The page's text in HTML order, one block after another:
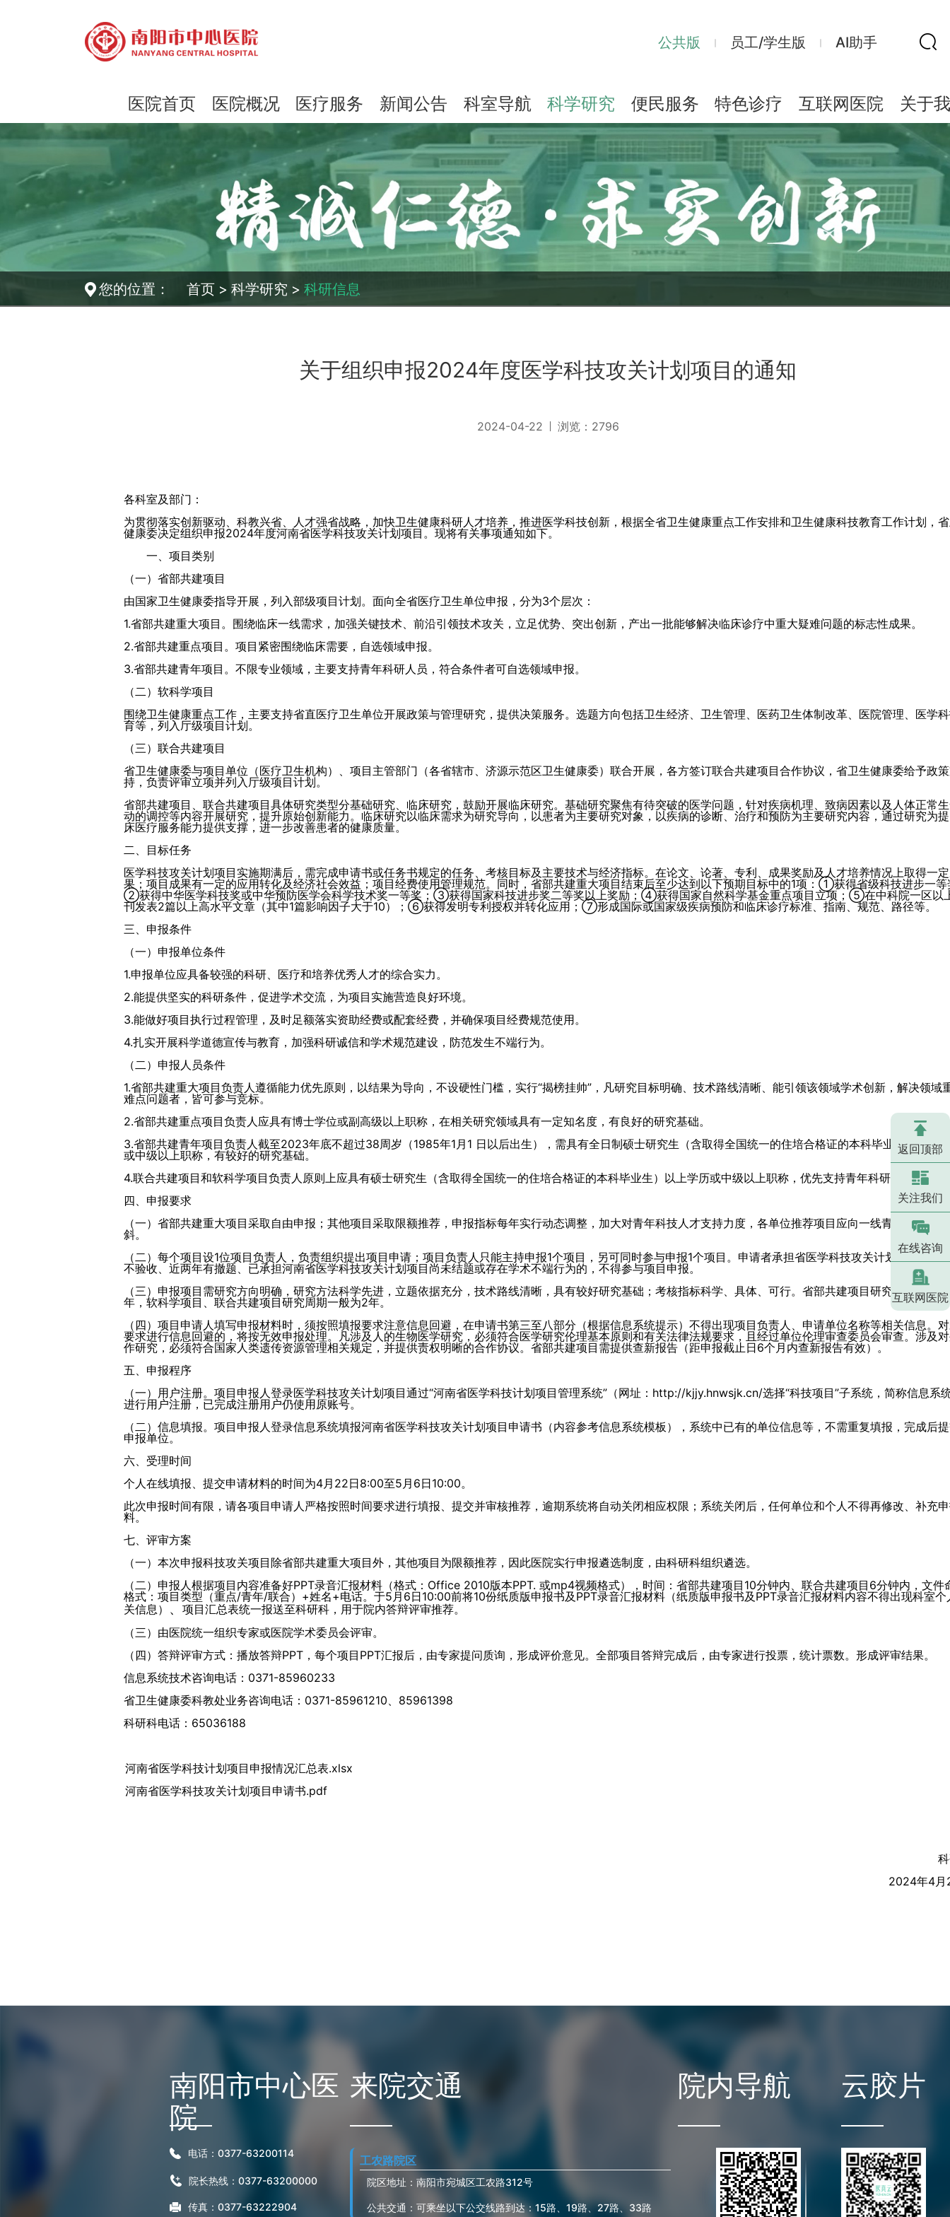
公共版 员工/学生版 AI助手
医院首页 医院概况 医疗服务 新闻公告 科室导航 科学研究 便民服务 特色诊疗 互联网医院 关于
您的位置： 首页 > 科学研究 > 科研信息
关于组织申报2024年度医学科技攻关计划项目的通知
2024-04-22 浏览： 2796
各科室及部门：
为贯彻落实创新驱动、科教兴省、人才强省战略，加快卫生健康科研人才培养，推进医学科技创新，根据全省卫生健康重点工作安排和卫生健康科技教育工作计划，
健康委决定组织申报2024年度河南省医学科技攻关计划项目。现将有关事项通知如下。
一、项目类别
（一）省部共建项目
由国家卫生健康委指导开展，列入部级项目计划。面向全省医疗卫生单位申报，分为3个层次：
1.省部共建重大项目。围绕临床一线需求，加强关键技术、前沿引领技术攻关，立足优势、突出创新，产出一批能够解决临床诊疗中重大疑难问题的标志性成果。
2.省部共建重点项目。项目紧密围绕临床需要，自选领域申报。
3.省部共建青年项目。不限专业领域，主要支持青年科研人员，符合条件者可自选领域申报。
（二）软科学项目
围绕卫生健康重点工作，主要支持省直医疗卫生单位开展政策与管理研究，提供决策服务。选题方向包括卫生经济、卫生管理、医药卫生体制改革、医院管理、医学
育等，列入厅级项目计划。
（三）联合共建项目
省卫生健康委与项目单位（医疗卫生机构）、项目主管部门（各省辖市、济源示范区卫生健康委）联合开展，各方签订联合共建项目合作协议，省卫生健康委给予政
持，负责评审立项并列入厅级项目计划。
省部共建项目、联合共建项目具体研究类型分基础研究、临床研究，鼓励开展临床研究。基础研究聚焦有待突破的医学问题，针对疾病机理、致病因素以及人体正常
动的调控等内容开展研究，提升原始创新能力。临床研究以临床需求为研究导向，以患者为主要研究对象，以疾病的诊断、治疗和预防为主要研究内容，通过研究为
床医疗服务能力提供支撑，进一步改善患者的健康质量。
二、目标任务
医学科技攻关计划项目实施期满后，需完成申请书或任务书规定的任务、考核目标及主要技术与经济指标。在论文、论著、专利、成果奖励及人才培养情况上取得一
果；项目成果有一定的应用转化及经济社会效益；项目经费使用管理规范。同时，省部共建重大项目结束后至少达到以下预期目标中的1项：①获得省级科技进步一等
②获得中华医学科技奖或中华预防医学会科学技术奖一等奖；③获得国家科技进步奖二等奖以上奖励；④获得国家自然科学基金重点项目立项；⑤在中科院一区以
刊发表2篇以上高水平文章（其中1篇影响因子大于10）；⑥获得发明专利授权并转化应用；⑦形成国际或国家级疾病预防和临床诊疗标准、指南、规范、路径等。
三、申报条件
（一）申报单位条件
1.申报单位应具备较强的科研、医疗和培养优秀人才的综合实力。
2.能提供坚实的科研条件，促进学术交流，为项目实施营造良好环境。
3.能做好项目执行过程管理，及时足额落实资助经费或配套经费，并确保项目经费规范使用。
4.扎实开展科学道德宣传与教育，加强科研诚信和学术规范建设，防范发生不端行为。
（二）申报人员条件
1.省部共建重大项目负责人遵循能力优先原则，以结果为导向，不设硬性门槛，实行“揭榜挂帅”，凡研究目标明确、技术路线清晰、能引领该领域学术创新，解决领域
难点问题者，皆可参与竞标。
2.省部共建重点项目负责人应具有博士学位或副高级以上职称，在相关研究领域具有一定知名度，有良好的研究基础。
3.省部共建青年项目负责人截至2023年底不超过38周岁（1985年1月1 日以后出生），需具有全日制硕士研究生（含取得全国统一的住培合格证的本科毕业生）以上
或中级以上职称，有较好的研究基础。
4.联合共建项目和软科学项目负责人原则上应具有硕士研究生（含取得全国统一的住培合格证的本科毕业生）以上学历或中级以上职称，优先支持青年科研人员申报。
四、申报要求
（一）省部共建重大项目采取自由申报；其他项目采取限额推荐，申报指标每年实行动态调整，加大对青年科技人才支持力度，各单位推荐项目应向一线青年科研人
斜。
（二）每个项目设1位项目负责人，负责组织提出项目申请；项目负责人只能主持申报1个项目，另可同时参与申报1个项目。申请者承担省医学科技攻关计划未经批准
不验收、近两年有撤题、已承担河南省医学科技攻关计划项目尚未结题或存在学术不端行为的，不得参与项目申报。
（三）申报项目需研究方向明确，研究方法科学先进，立题依据充分，技术路线清晰，具有较好研究基础；考核指标科学、具体、可行。省部共建项目研究周期一般
年，软科学项目、联合共建项目研究周期一般为2年。
（四）项目申请人填写申报材料时，须按照填报要求注意信息回避，在申请书第三至八部分（根据信息系统提示）不得出现项目负责人、申请单位名称等相关信息。
要求进行信息回避的，将按无效申报处理。凡涉及人的生物医学研究，必须符合医学研究伦理基本原则和有关法律法规要求，且经过单位伦理审查委员会审查。涉及
作研究，必须符合国家人类遗传资源管理相关规定，并提供责权明晰的合作协议。省部共建项目需提供查新报告（距申报截止日6个月内查新报告有效）。
五、申报程序
（一）用户注册。项目申报人登录医学科技攻关计划项目通过“河南省医学科技计划项目管理系统”（网址：http://kjjy.hnwsjk.cn/选择“科技项目”子系统，简称信息系
进行用户注册，已完成注册用户仍使用原账号。
（二）信息填报。项目申报人登录信息系统填报河南省医学科技攻关计划项目申请书（内容参考信息系统模板），系统中已有的单位信息等，不需重复填报，完成后
申报单位。
六、受理时间
个人在线填报、提交申请材料的时间为4月22日8:00至5月6日10:00。
此次申报时间有限，请各项目申请人严格按照时间要求进行填报、提交并审核推荐，逾期系统将自动关闭相应权限；系统关闭后，任何单位和个人不得再修改、补充
料。
七、评审方案
（一）本次申报科技攻关项目除省部共建重大项目外，其他项目为限额推荐，因此医院实行申报遴选制度，由科研科组织遴选。
（二）申报人根据项目内容准备好PPT录音汇报材料（格式：Office 2010版本PPT. 或mp4视频格式），时间：省部共建项目10分钟内、联合共建项目6分钟内，文件
格式：项目类型（重点/青年/联合）+姓名+电话。于5月6日10:00前将10份纸质版申报书及PPT录音汇报材料（纸质版申报书及PPT录音汇报材料内容不得出现科室个
关信息） 、 项目汇总表统一报送至科研科，用于院内答辩评审推荐。
（三）由医院统一组织专家或医院学术委员会评审。
（四）答辩评审方式：播放答辩PPT，每个项目PPT汇报后，由专家提问质询，形成评价意见。全部项目答辩完成后，由专家进行投票，统计票数。形成评审结果。
信息系统技术咨询电话：0371-85960233
省卫生健康委科教处业务咨询电话：0371-85961210、85961398
科研科电话：65036188
河南省医学科技计划项目申报情况汇总表.xlsx
河南省医学科技攻关计划项目申请书.pdf
2024年4月
南阳市中心医
院
电话：0377-63200114
院长热线：0377-63200000
传真：0377-63222904
来院交通
工农路院区
院区地址：南阳市宛城区工农路312号
公共交通：可乘坐以下公交线路到达：15路、19路、27路、33路
院内导航 云胶片
返回顶部
关注我们
在线咨询
互联网医院